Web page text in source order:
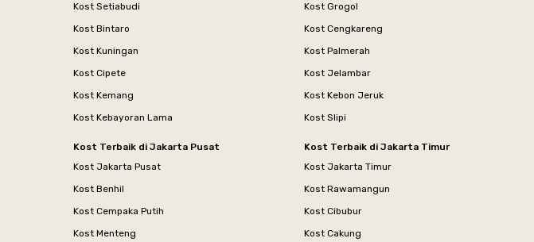
Kost Setiabudi
Kost Bintaro
Kost Kuningan
Kost Cipete
Kost Kemang
Kost Kebayoran Lama
Kost Terbaik di Jakarta Pusat
Kost Jakarta Pusat
Kost Benhil
Kost Cempaka Putih
Kost Menteng
Kost Grogol
Kost Cengkareng
Kost Palmerah
Kost Jelambar
Kost Kebon Jeruk
Kost Slipi
Kost Terbaik di Jakarta Timur
Kost Jakarta Timur
Kost Rawamangun
Kost Cibubur
Kost Cakung